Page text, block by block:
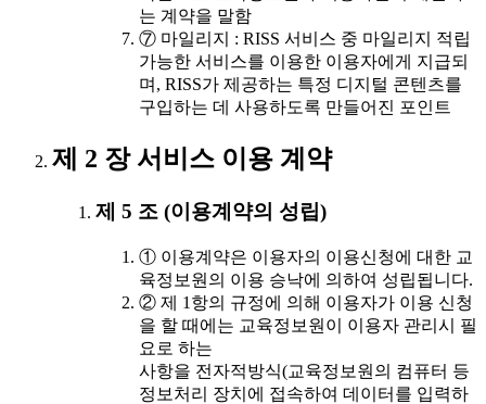
는 계약을 말함
⑦ 마일리지 : RISS 서비스 중 마일리지 적립
가능한 서비스를 이용한 이용자에게 지급되
며, RISS가 제공하는 특정 디지털 콘텐츠를
구입하는 데 사용하도록 만들어진 포인트
제 2 장 서비스 이용 계약
제 5 조 (이용계약의 성립)
① 이용계약은 이용자의 이용신청에 대한 교
육정보원의 이용 승낙에 의하여 성립됩니다.
② 제 1항의 규정에 의해 이용자가 이용 신청
을 할 때에는 교육정보원이 이용자 관리시 필
요로 하는
사항을 전자적방식(교육정보원의 컴퓨터 등
정보처리 장치에 접속하여 데이터를 입력하